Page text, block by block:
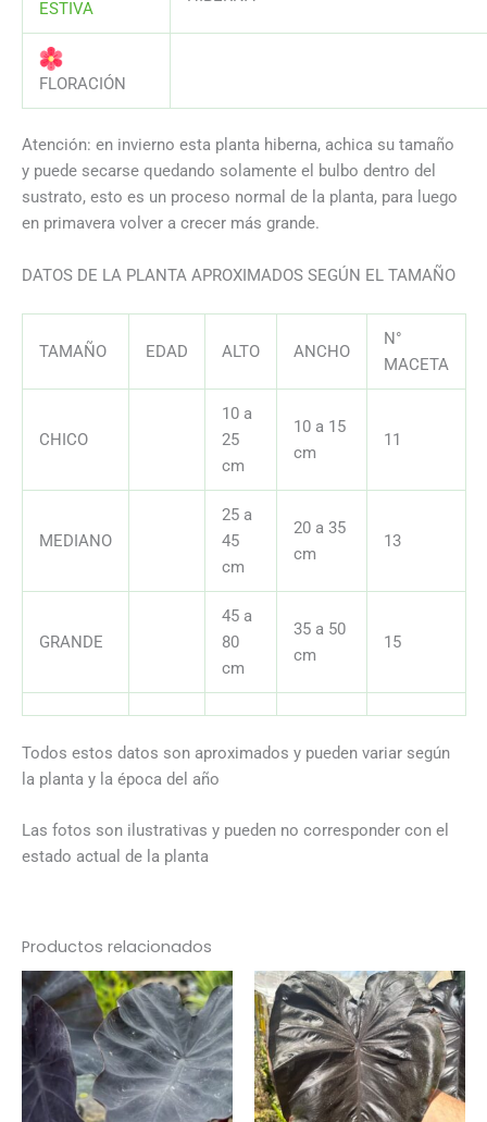
ESTIVA
FLORACIÓN
Atención: en invierno esta planta hiberna, achica su tamaño
y puede secarse quedando solamente el bulbo dentro del
sustrato, esto es un proceso normal de la planta, para luego
en primavera volver a crecer más grande.
DATOS DE LA PLANTA APROXIMADOS SEGÚN EL TAMAÑO
TAMAÑO EDAD ALTO ANCHO
N°
MACETA
CHICO
10 a
25
cm
10 a 15
cm
11
MEDIANO
25 a
45
cm
20 a 35
cm
13
GRANDE
45 a
80
cm
35 a 50
cm
15
Todos estos datos son aproximados y pueden variar según
la planta y la época del año
Las fotos son ilustrativas y pueden no corresponder con el
estado actual de la planta
Productos relacionados